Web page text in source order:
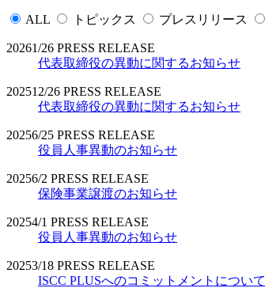
ALL トピックス プレスリリース
20261/26 PRESS RELEASE
代表取締役の異動に関するお知らせ
202512/26 PRESS RELEASE
代表取締役の異動に関するお知らせ
20256/25 PRESS RELEASE
役員人事異動のお知らせ
20256/2 PRESS RELEASE
保険事業譲渡のお知らせ
20254/1 PRESS RELEASE
役員人事異動のお知らせ
20253/18 PRESS RELEASE
ISCC PLUSへのコミットメントについて